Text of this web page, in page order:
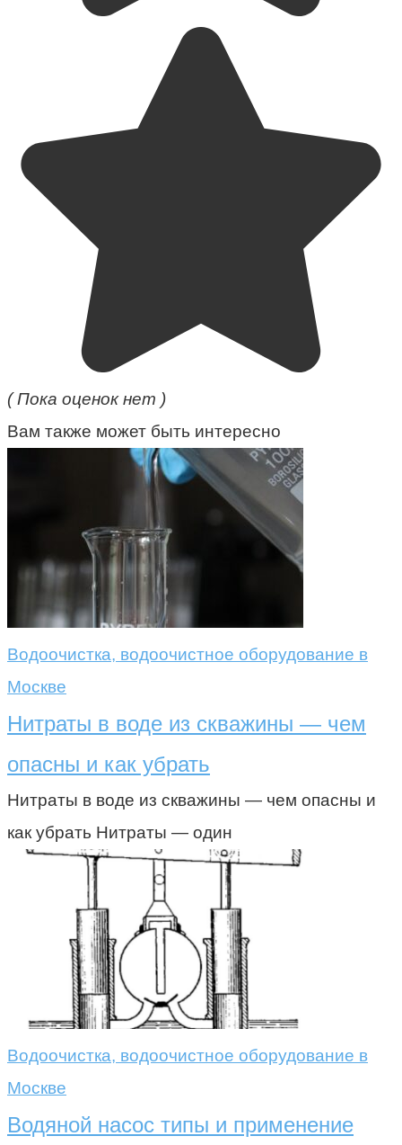
( Пока оценок нет )
Вам также может быть интересно
Водоочистка, водоочистное оборудование в
Москве
Нитраты в воде из скважины — чем
опасны и как убрать
Нитраты в воде из скважины — чем опасны и
как убрать Нитраты — один
Водоочистка, водоочистное оборудование в
Москве
Водяной насос типы и применение